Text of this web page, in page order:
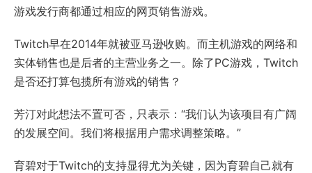
游戏发行商都通过相应的网页销售游戏。
Twitch早在2014年就被亚马逊收购。而主机游戏的网络和
实体销售也是后者的主营业务之一。除了PC游戏，Twitch
是否还打算包揽所有游戏的销售？
芳汀对此想法不置可否，只表示：“我们认为该项目有广阔
的发展空间。我们将根据用户需求调整策略。”
育碧对于Twitch的支持显得尤为关键，因为育碧自己就有